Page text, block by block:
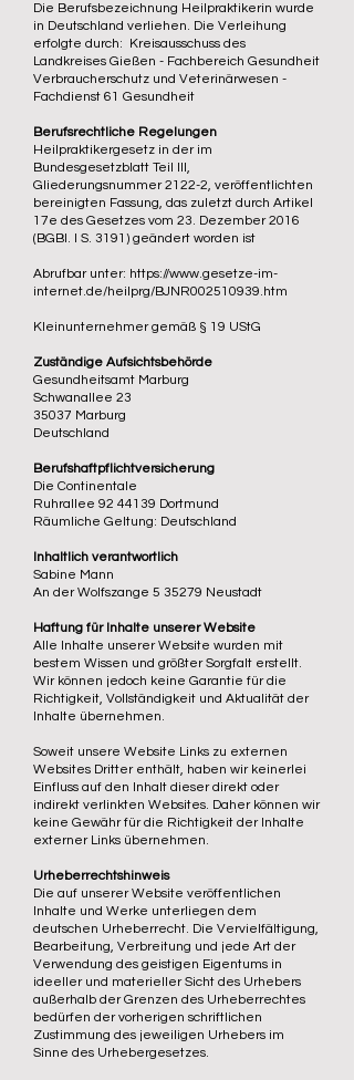
Die Berufsbezeichnung Heilpraktikerin wurde
in Deutschland verliehen. Die Verleihung
erfolgte durch: Kreisausschuss des
Landkreises Gießen - Fachbereich Gesundheit
Verbraucherschutz und Veterinärwesen -
Fachdienst 61 Gesundheit
Berufsrechtliche Regelungen
Heilpraktikergesetz in der im
Bundesgesetzblatt Teil III,
Gliederungsnummer 2122-2, veröffentlichten
bereinigten Fassung, das zuletzt durch Artikel
17e des Gesetzes vom 23. Dezember 2016
(BGBl. I S. 3191) geändert worden ist
Abrufbar unter: https://www.gesetze-im-
internet.de/heilprg/BJNR002510939.htm
Kleinunternehmer gemäß § 19 UStG
Zuständige Aufsichtsbehörde
Gesundheitsamt Marburg
Schwanallee 23
35037 Marburg
Deutschland
Berufshaftpflichtversicherung
Die Continentale
Ruhrallee 92 44139 Dortmund
Räumliche Geltung: Deutschland
Inhaltlich verantwortlich
Sabine Mann
An der Wolfszange 5 35279 Neustadt
Haftung für Inhalte unserer Website
Alle Inhalte unserer Website wurden mit
bestem Wissen und größter Sorgfalt erstellt.
Wir können jedoch keine Garantie für die
Richtigkeit, Vollständigkeit und Aktualität der
Inhalte übernehmen.
Soweit unsere Website Links zu externen
Websites Dritter enthält, haben wir keinerlei
Einfluss auf den Inhalt dieser direkt oder
indirekt verlinkten Websites. Daher können wir
keine Gewähr für die Richtigkeit der Inhalte
externer Links übernehmen.
Urheberrechtshinweis
Die auf unserer Website veröffentlichen
Inhalte und Werke unterliegen dem
deutschen Urheberrecht. Die Vervielfältigung,
Bearbeitung, Verbreitung und jede Art der
Verwendung des geistigen Eigentums in
ideeller und materieller Sicht des Urhebers
außerhalb der Grenzen des Urheberrechtes
bedürfen der vorherigen schriftlichen
Zustimmung des jeweiligen Urhebers im
Sinne des Urhebergesetzes.